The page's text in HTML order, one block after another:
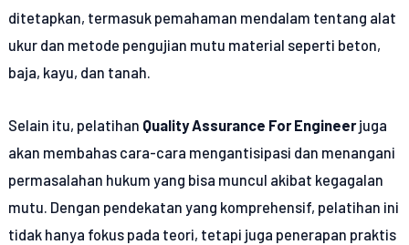
ditetapkan, termasuk pemahaman mendalam tentang alat
ukur dan metode pengujian mutu material seperti beton,
baja, kayu, dan tanah.
Selain itu, pelatihan Quality Assurance For Engineerjuga
akan membahas cara-cara mengantisipasi dan menangani
permasalahan hukum yang bisa muncul akibat kegagalan
mutu. Dengan pendekatan yang komprehensif, pelatihan ini
tidak hanya fokus pada teori, tetapi juga penerapan praktis